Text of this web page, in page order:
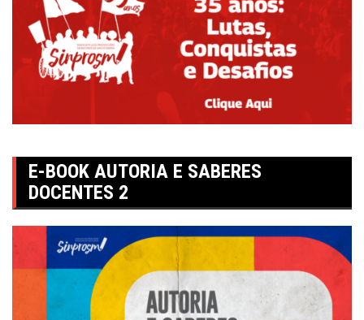
E-BOOK AUTORIA E SABERES
DOCENTES 2